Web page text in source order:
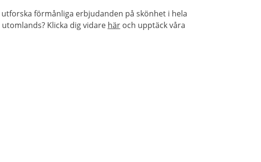
förmånliga erbjudanden på skönhet i hela
Klicka dig vidare häroch upptäck våra